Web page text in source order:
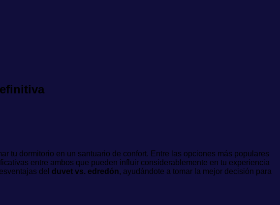
tu dormitorio en un santuario de confort. Entre las opciones más populares
entre ambos que pueden influir considerablemente en tu experiencia
del duvet vs. edredón, ayudándote a tomar la mejor decisión para